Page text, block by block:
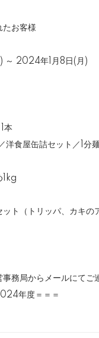
お客様
2024年1月8日(月)
本
食屋缶詰セット／1分
（トリッパ、カキの
務局からメールにてご
年度＝＝＝